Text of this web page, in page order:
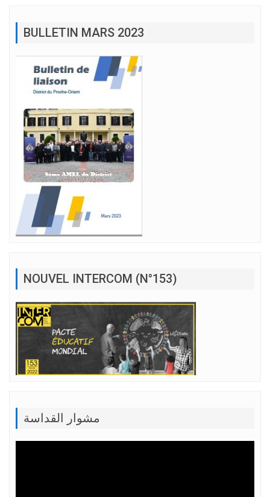
BULLETIN MARS 2023
NOUVEL INTERCOM (N°153)
مشوار القداسة